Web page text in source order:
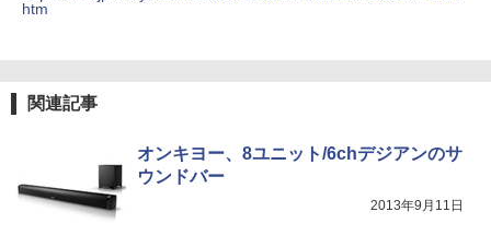
htm
関連記事
オンキヨー、8ユニット/6chデジアンのサ
ウンドバー
2013年9月11日